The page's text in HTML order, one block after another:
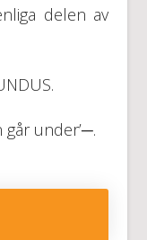
delen av
under’─.